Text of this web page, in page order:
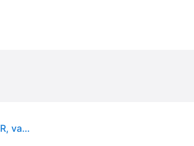
Goodyear Eagle F1 Asymmetric 6 ( 245/45 R18 100Y XL EVR, vannesuojalla (MFS) )